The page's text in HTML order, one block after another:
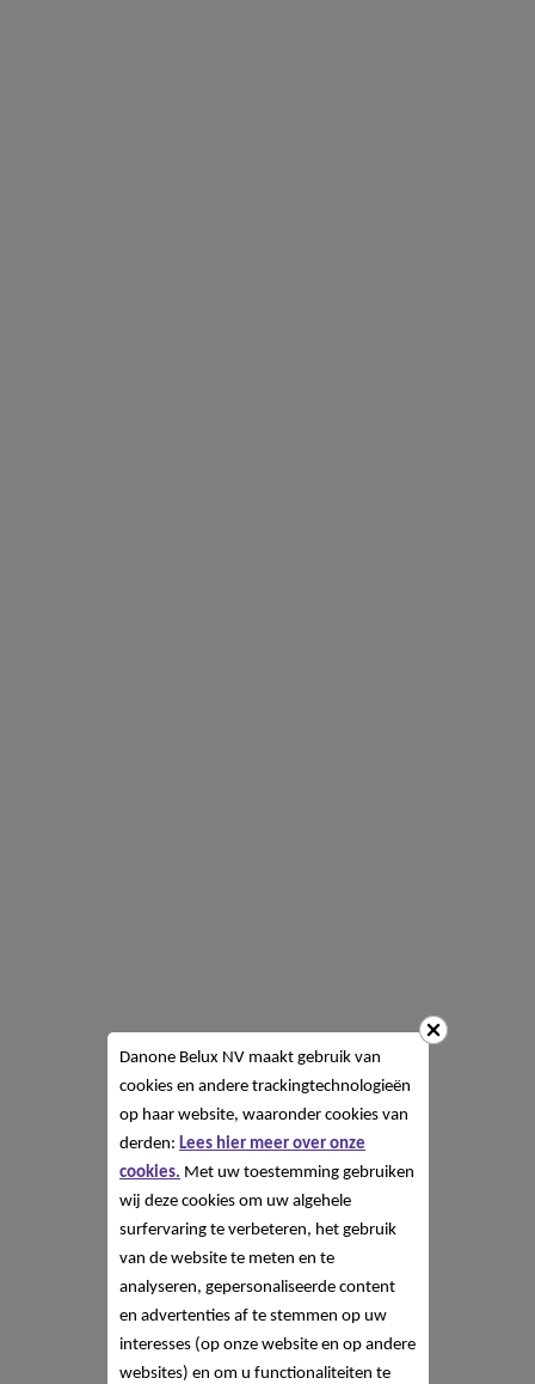
Danone Belux NV maakt gebruik van
cookies en andere trackingtechnologieën
op haar website, waaronder cookies van
derden: Lees hier meer over onze
cookies. Met uw toestemming gebruiken
wij deze cookies om uw algehele
surfervaring te verbeteren, het gebruik
van de website te meten en te
analyseren, gepersonaliseerde content
en advertenties af te stemmen op uw
interesses (op onze website en op andere
websites) en om u functionaliteiten te